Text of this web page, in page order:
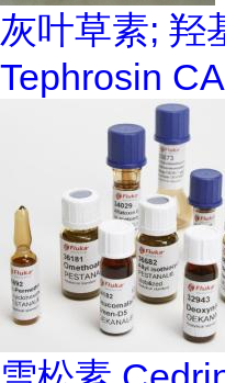
灰叶草素; 羟
Tephrosin